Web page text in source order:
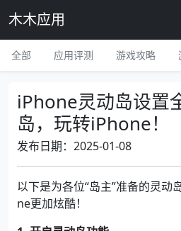
木木应用
全部 应用评测 游戏攻略
iPhone灵动岛设置
岛，玩转iPhone！
发布日期：2025-01-08
以下是为各位“岛主”准备的灵动
ne更加炫酷！